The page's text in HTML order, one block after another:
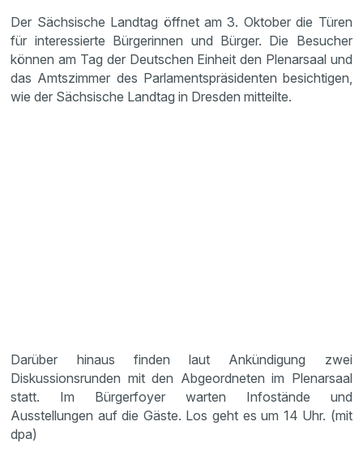
Der Sächsische Landtag öffnet am 3. Oktober die Türen
für interessierte Bürgerinnen und Bürger. Die Besucher
können am Tag der Deutschen Einheit den Plenarsaal und
das Amtszimmer des Parlamentspräsidenten besichtigen,
wie der Sächsische Landtag in Dresden mitteilte.
Darüber hinaus finden laut Ankündigung zwei
Diskussionsrunden mit den Abgeordneten im Plenarsaal
statt. Im Bürgerfoyer warten Infostände und
Ausstellungen auf die Gäste. Los geht es um 14 Uhr. (mit
dpa)